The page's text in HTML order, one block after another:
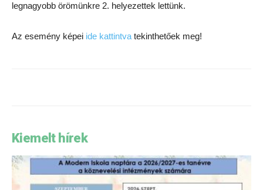
legnagyobb örömünkre 2. helyezettek lettünk.
Az esemény képei ide kattintva tekinthetőek meg!
Kiemelt hírek